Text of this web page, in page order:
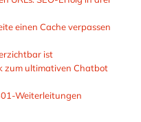
einen Cache verpassen
ist
zum ultimativen Chatbot
Weiterleitungen